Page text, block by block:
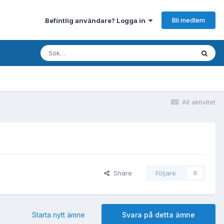
Befintlig användare? Logga in Bli medlem
All aktivitet
Share Följare 0
Svara på detta ämne
Starta nytt ämne